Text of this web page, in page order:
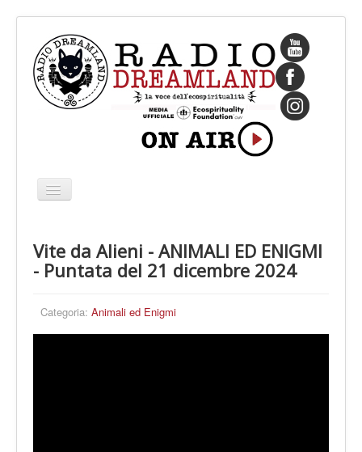
Cambia
navigazione
CHI SIAMO
IL FONDATORE
PROGRAMMI
PALINSESTO
Vite da Alieni - ANIMALI ED ENIGMI
- Puntata del 21 dicembre 2024
Categoria: Animali ed Enigmi